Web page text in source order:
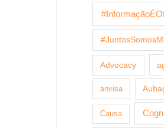
Advocacy
anvisa
Causa